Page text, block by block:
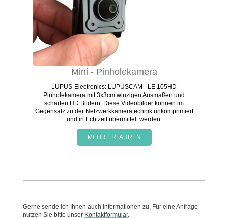
Mini - Pinholekamera
LUPUS-Electronics: LUPUSCAM - LE 105HD
Pinholekamera mit 3x3cm winzigen Ausmaßen und
scharfen HD Bildern. Diese Videobilder können im
Gegensatz zu der Netzwerkkameratechnik unkomprimiert
und in Echtzeit übermittelt werden.
MEHR ERFAHREN
Gerne sende ich Ihnen auch Informationen zu. Für eine Anfrage
nutzen Sie bitte unser Kontaktformular.